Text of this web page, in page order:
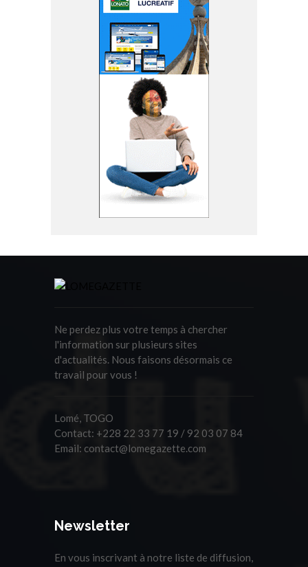
Ne perdez plus votre temps à chercher
l'information sur plusieurs sites
d'actualités. Nous faisons désormais ce
travail pour vous !
Lomé, TOGO
Contact: +228 22 33 77 19 / 92 03 07 84
Email: contact@lomegazette.com
Newsletter
En vous inscrivant à notre liste de diffusion,